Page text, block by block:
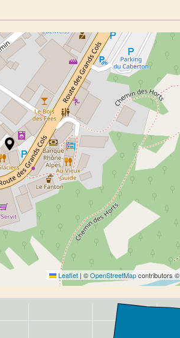
Leaflet | ©OpenStreetMapcontributors ©